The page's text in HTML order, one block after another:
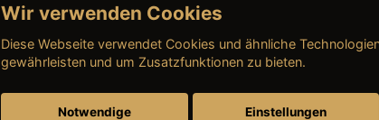
Rechtliches
→ Impressum
→ AGB (Neuwagen)
Wir verwenden Cookies
Diese Webseite verwendet Cookies und ähnliche
gewährleisten und um Zusatzfunktionen zu bieten.
Notwendige
Einstellungen